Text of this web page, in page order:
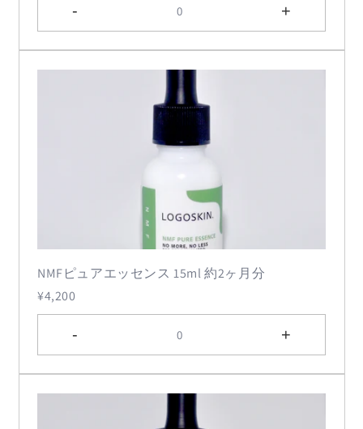
- 0 +
NMFピュアエッセンス 15ml 約2ヶ月分
¥4,200
- 0 +